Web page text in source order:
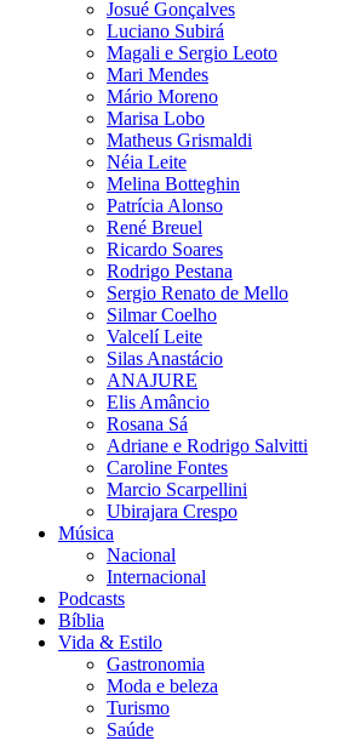
Josué Gonçalves
Luciano Subirá
Magali e Sergio Leoto
Mari Mendes
Mário Moreno
Marisa Lobo
Matheus Grismaldi
Néia Leite
Melina Botteghin
Patrícia Alonso
René Breuel
Ricardo Soares
Rodrigo Pestana
Sergio Renato de Mello
Silmar Coelho
Valcelí Leite
Silas Anastácio
ANAJURE
Elis Amâncio
Rosana Sá
Adriane e Rodrigo Salvitti
Caroline Fontes
Marcio Scarpellini
Ubirajara Crespo
Música
Nacional
Internacional
Podcasts
Bíblia
Vida & Estilo
Gastronomia
Moda e beleza
Turismo
Saúde